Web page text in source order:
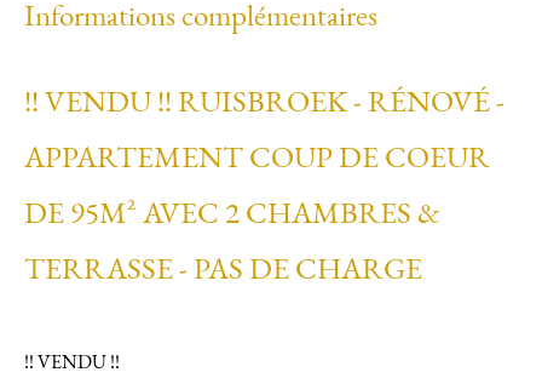
Informations complémentaires
!! VENDU !! RUISBROEK - RÉNOVÉ -
APPARTEMENT COUP DE COEUR
DE 95M² AVEC 2 CHAMBRES &
TERRASSE - PAS DE CHARGE
!! VENDU !!